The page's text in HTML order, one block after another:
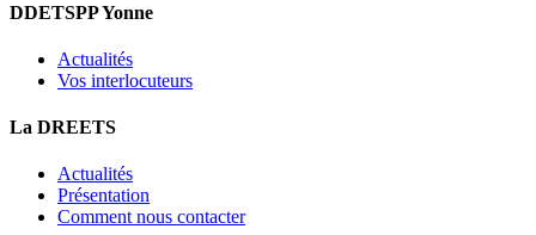
DDETSPP Yonne
Actualités
Vos interlocuteurs
La DREETS
Actualités
Présentation
Comment nous contacter